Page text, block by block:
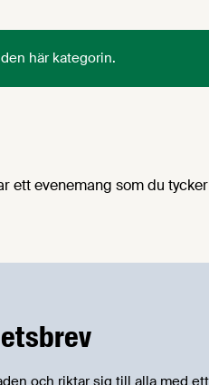
här kategorin.
ett evenemang som du
och riktar sig till alla med